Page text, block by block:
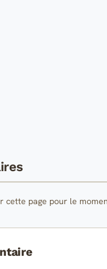
cette page pour le